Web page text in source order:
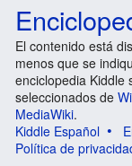
El contenido está
menos que se
enciclopedia Kiddle
seleccionados de
MediaWiki.
Kiddle Español
Política de